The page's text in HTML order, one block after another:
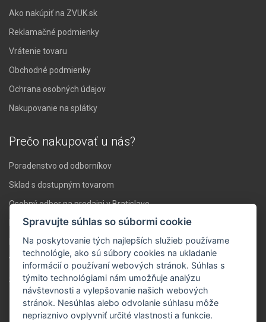
Ako nakúpiť na ZVUK.sk
Reklamačné podmienky
Vrátenie tovaru
Obchodné podmienky
Ochrana osobných údajov
Nakupovanie na splátky
Prečo nakupovať u nás?
Poradenstvo od odborníkov
Sklad s dostupným tovarom
Osobný odber na predajni v Bratislave
Doprava nad 119 € zadarmo
Expresné doručenie do 24 hodín
Vlastné servisné stredisko
Stabilita a skúsenosti
Novinky ZVUK.sk
Spravujte súhlas so súbormi cookie
Na poskytovanie tých najlepších služieb používame
technológie, ako sú súbory cookies na ukladanie
informácií o používaní webových stránok. Súhlas s
týmito technológiami nám umožňuje analýzu
návštevnosti a vylepšovanie našich webových
stránok. Nesúhlas alebo odvolanie súhlasu môže
nepriaznivo ovplyvniť určité vlastnosti a funkcie.